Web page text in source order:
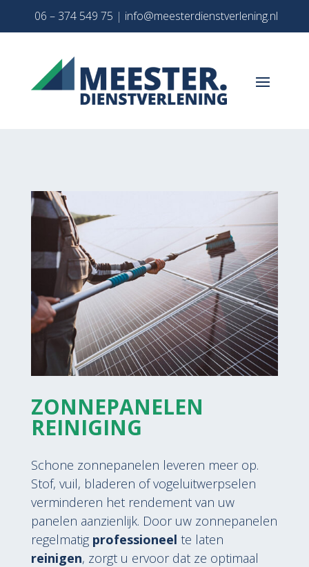
06 – 374 549 75 | info@meesterdienstverlening.nl
ZONNEPANELEN
REINIGING
Schone zonnepanelen leveren meer op.
Stof, vuil, bladeren of vogeluitwerpselen
verminderen het rendement van uw
panelen aanzienlijk. Door uw zonnepanelen
regelmatig professioneel te laten
reinigen, zorgt u ervoor dat ze optimaal